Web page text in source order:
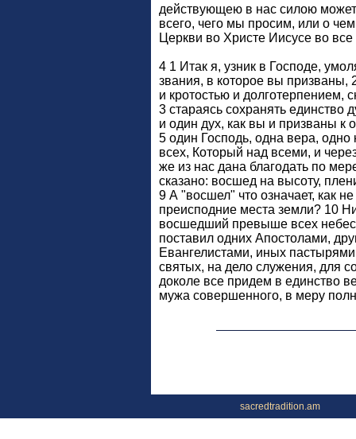
действующею в нас силою
всего, чего мы просим, или о
Церкви во Христе Иисусе во
4 1 Итак я, узник в Господе,
звания, в которое вы
и кротостью и долготерпением,
3 стараясь сохранять единство
и один дух, как вы и призваны к
5 один Господь, одна вера,
всех, Который над всеми, и
же из нас дана благодать по
сказано: восшед на высоту,
9 А "восшел" что означает, как
преисподние места земли? 10
восшедший превыше всех
поставил одних Апостолами,
Евангелистами, иных
святых, на дело служения, для
доколе все придем в единство
мужа совершенного, в меру
sacredtradition.am